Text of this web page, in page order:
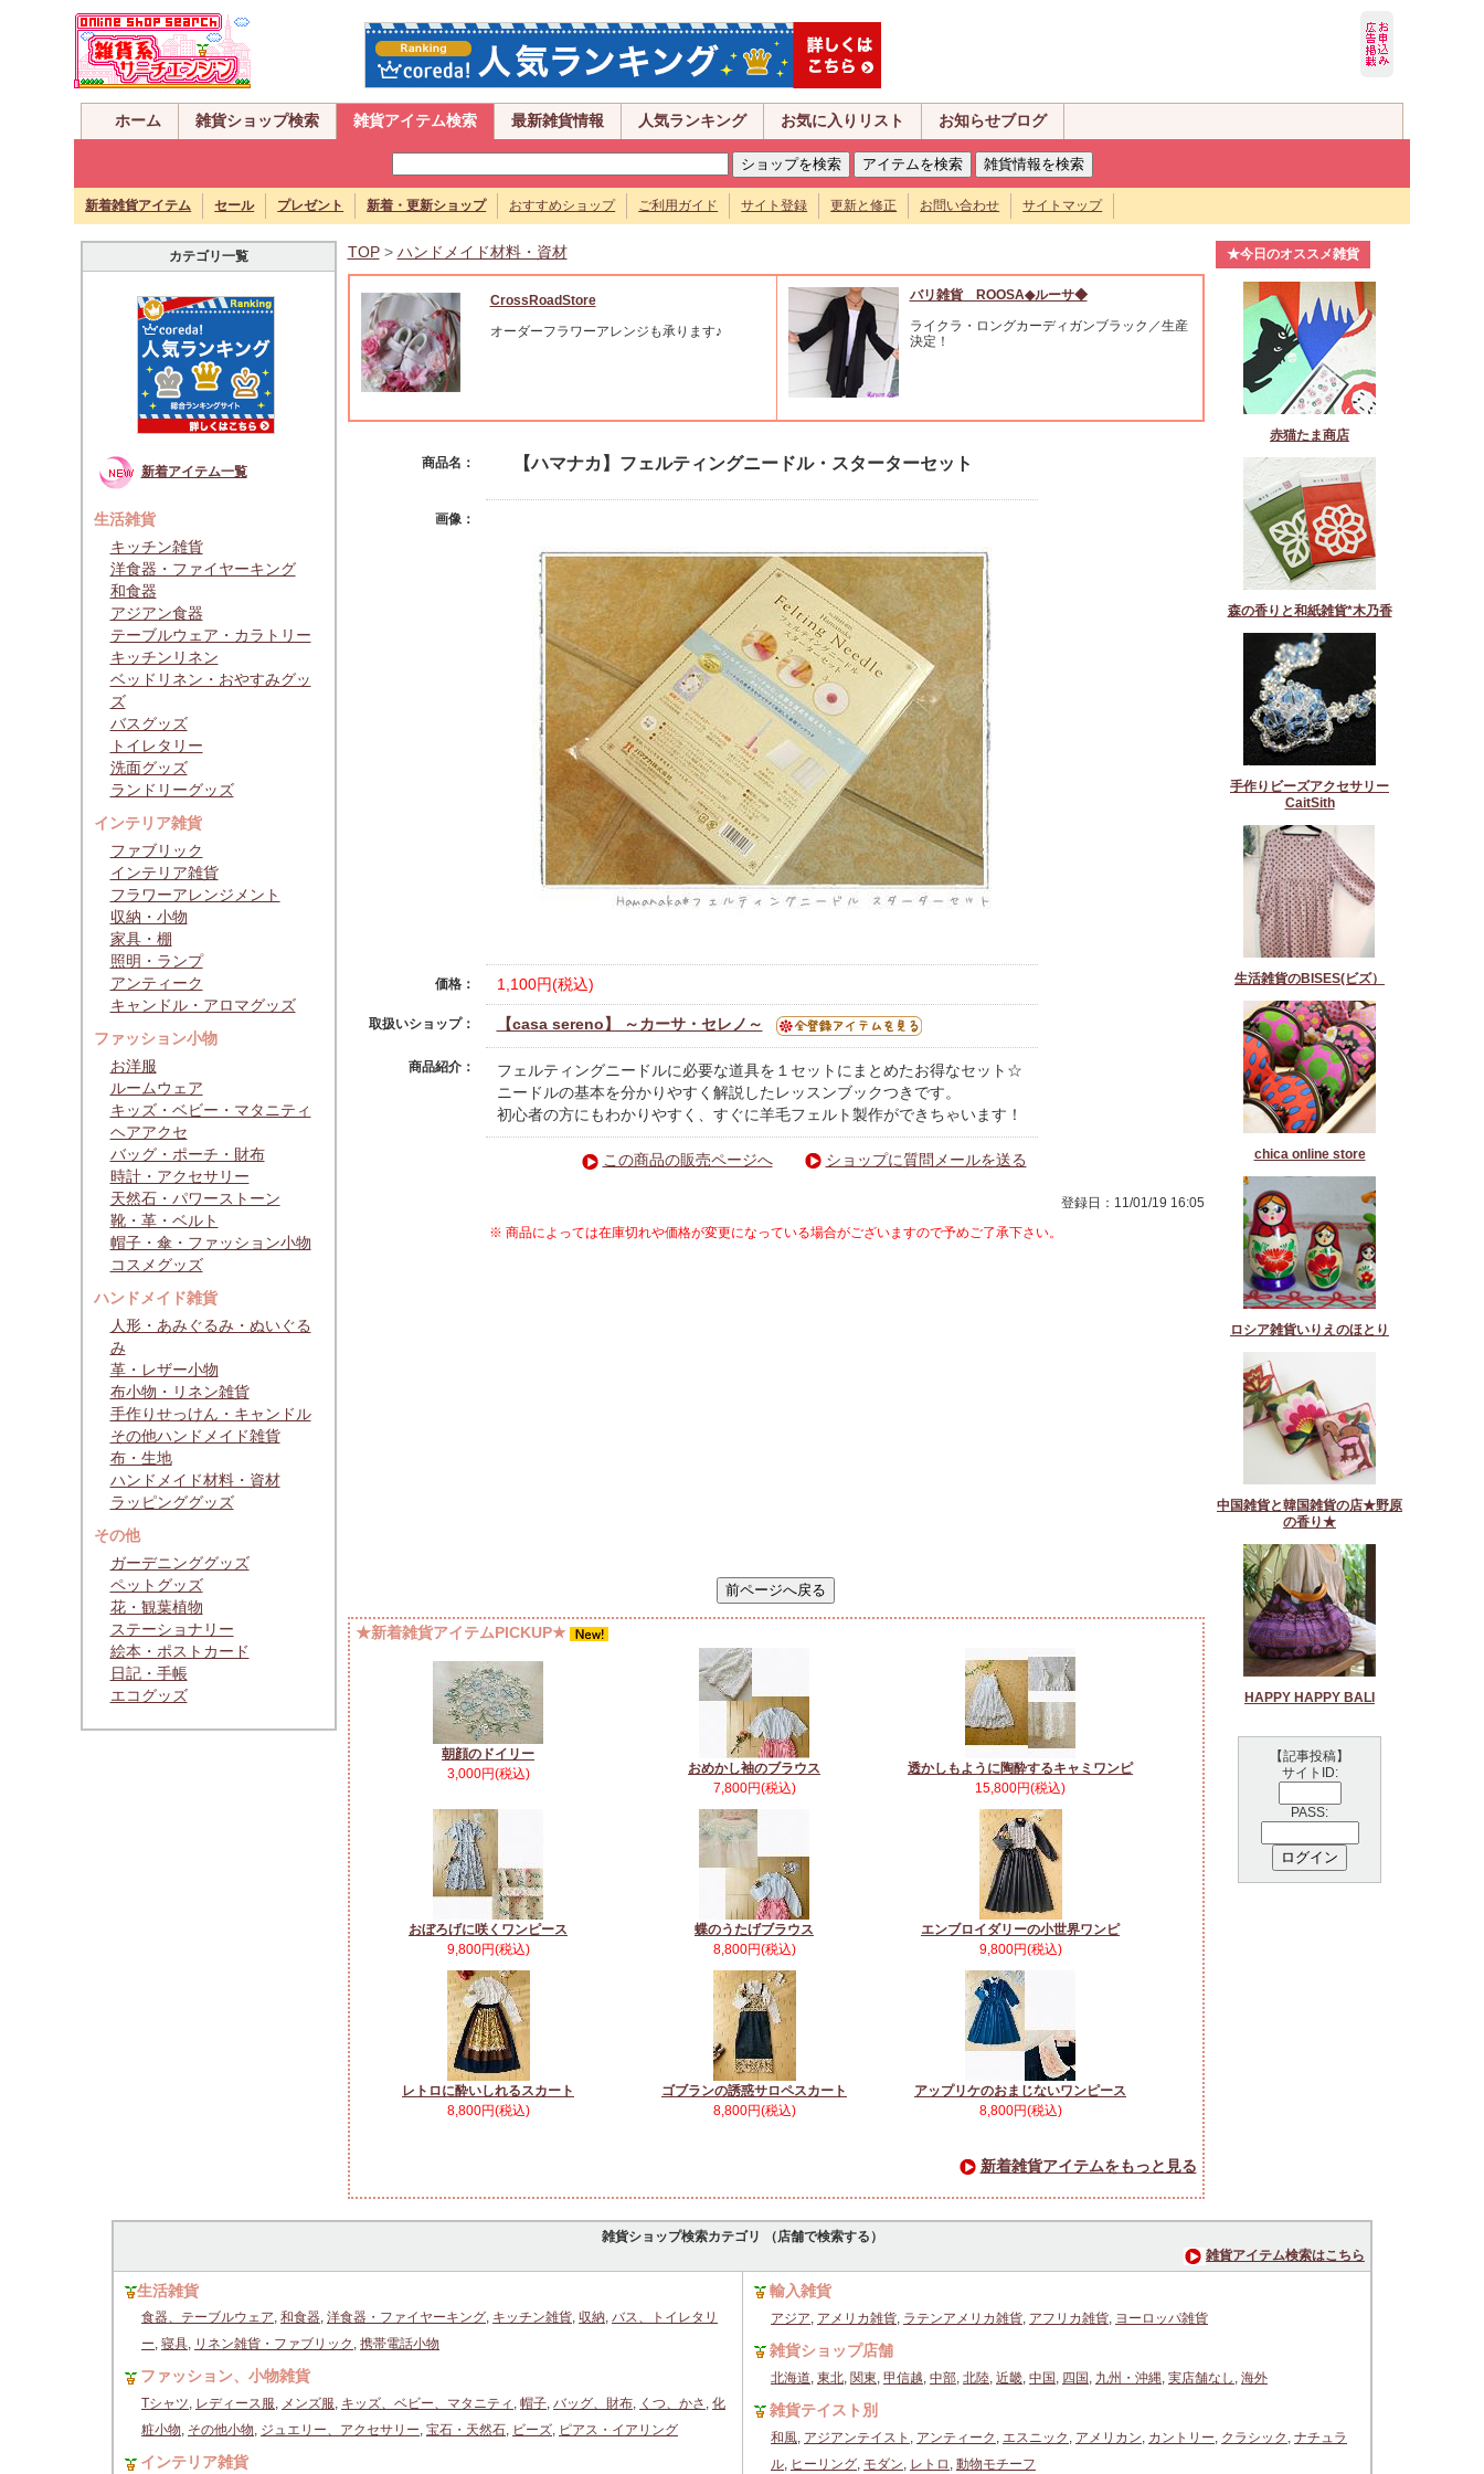
ホーム 雑貨ショップ検索 雑貨アイテム検索 最新雑貨情報 人気ランキング お気に入りリスト お知らせブログ
新着雑貨アイテム セール プレゼント 新着・更新ショップ おすすめショップ ご利用ガイド サイト登録 更新と修正 お問い合わせ サイトマップ
カテゴリ一覧
新着アイテム一覧
生活雑貨
キッチン雑貨
洋食器・ファイヤーキング
和食器
アジアン食器
テーブルウェア・カラトリー
キッチンリネン
ベッドリネン・おやすみグッ
ズ
バスグッズ
トイレタリー
洗面グッズ
ランドリーグッズ
インテリア雑貨
ファブリック
インテリア雑貨
フラワーアレンジメント
収納・小物
家具・棚
照明・ランプ
アンティーク
キャンドル・アロマグッズ
ファッション小物
お洋服
ルームウェア
キッズ・ベビー・マタニティ
ヘアアクセ
バッグ・ポーチ・財布
時計・アクセサリー
天然石・パワーストーン
靴・革・ベルト
帽子・傘・ファッション小物
コスメグッズ
ハンドメイド雑貨
人形・あみぐるみ・ぬいぐる
み
革・レザー小物
布小物・リネン雑貨
手作りせっけん・キャンドル
その他ハンドメイド雑貨
布・生地
ハンドメイド材料・資材
ラッピンググッズ
その他
ガーデニンググッズ
ペットグッズ
花・観葉植物
ステーショナリー
絵本・ポストカード
日記・手帳
エコグッズ
TOP> ハンドメイド材料・資材
CrossRoadStore
オーダーフラワーアレンジも承ります♪
バリ雑貨 ROOSA◆ルーサ◆
ライクラ・ロングカーディガンブラック／生産
決定！
商品名： 【ハマナカ】フェルティングニードル・スターターセット
画像：
価格： 1,100円(税込)
取扱いショップ： 【casa sereno】 ～カーサ・セレノ～
商品紹介：
フェルティングニードルに必要な道具を１セットにまとめたお得なセット☆
ニードルの基本を分かりやすく解説したレッスンブックつきです。
初心者の方にもわかりやすく、すぐに羊毛フェルト製作ができちゃいます！
この商品の販売ページへ ショップに質問メールを送る
登録日：11/01/19 16:05
※ 商品によっては在庫切れや価格が変更になっている場合がございますので予めご了承下さい。
★新着雑貨アイテムPICKUP★
朝顔のドイリー
3,000円(税込)
おめかし袖のブラウス
7,800円(税込)
透かしもように陶酔するキャミワンピ
15,800円(税込)
おぼろげに咲くワンピース
9,800円(税込)
蝶のうたげブラウス
8,800円(税込)
エンブロイダリーの小世界ワンピ
9,800円(税込)
レトロに酔いしれるスカート
8,800円(税込)
ゴブランの誘惑サロペスカート
8,800円(税込)
アップリケのおまじないワンピース
8,800円(税込)
新着雑貨アイテムをもっと見る
★今日のオススメ雑貨
赤猫たま商店
森の香りと和紙雑貨*木乃香
手作りビーズアクセサリー
CaitSith
生活雑貨のBISES(ビズ）
chica online store
ロシア雑貨いりえのほとり
中国雑貨と韓国雑貨の店★野原
の香り★
HAPPY HAPPY BALI
【記事投稿】
サイトID:
PASS:
雑貨ショップ検索カテゴリ （店舗で検索する）
雑貨アイテム検索はこちら
生活雑貨
食器、テーブルウェア, 和食器, 洋食器・ファイヤーキング, キッチン雑貨, 収納, バス、トイレタリ
ー, 寝具, リネン雑貨・ファブリック , 携帯電話小物
ファッション、小物雑貨
Tシャツ, レディース服, メンズ服, キッズ、ベビー、マタニティ , 帽子, バッグ、財布, くつ、かさ , 化
粧小物, その他小物, ジュエリー、アクセサリー, 宝石・天然石, ビーズ, ピアス・イアリング
インテリア雑貨
輸入雑貨
アジア, アメリカ雑貨, ラテンアメリカ雑貨, アフリカ雑貨, ヨーロッパ雑貨
雑貨ショップ店舗
北海道, 東北, 関東, 甲信越, 中部, 北陸, 近畿, 中国 , 四国 , 九州・沖縄, 実店舗なし , 海外
雑貨テイスト別
和風, アジアンテイスト , アンティーク , エスニック , アメリカン, カントリー, クラシック , ナチュラ
ル, ヒーリング, モダン, レトロ , 動物モチーフ